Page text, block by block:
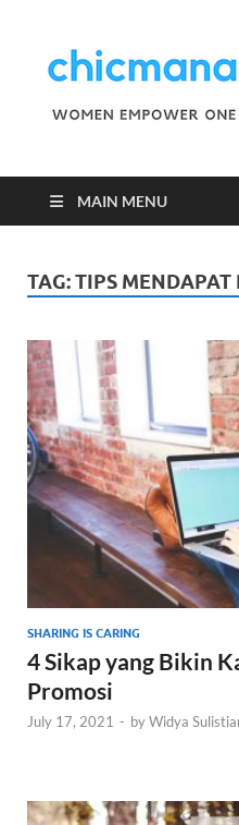
MAIN MENU
TAG:TIPS MENDAPAT
SHARING IS CARING
4 Sikap yang Bikin
Promosi
July 17, 2021 - byWidya